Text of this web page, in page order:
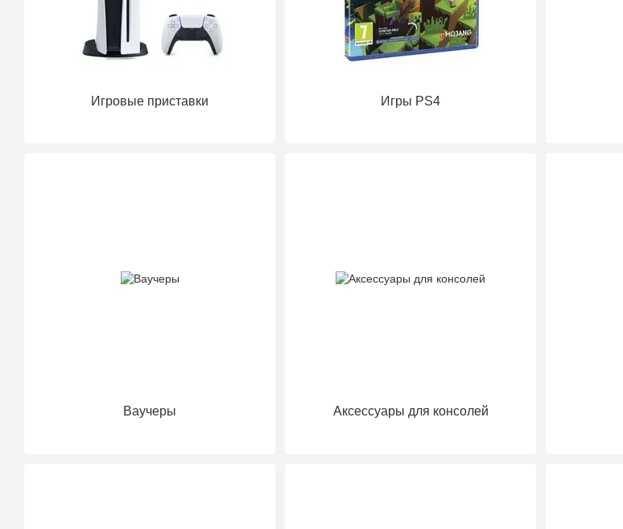
Игровые приставки Игры PS4
Ваучеры Аксессуары для консолей